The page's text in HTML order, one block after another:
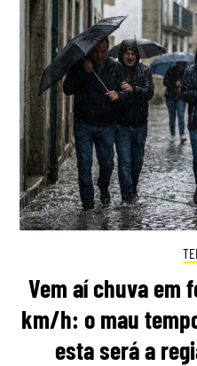
Vem aí chuva em
km/h: o mau
esta será a